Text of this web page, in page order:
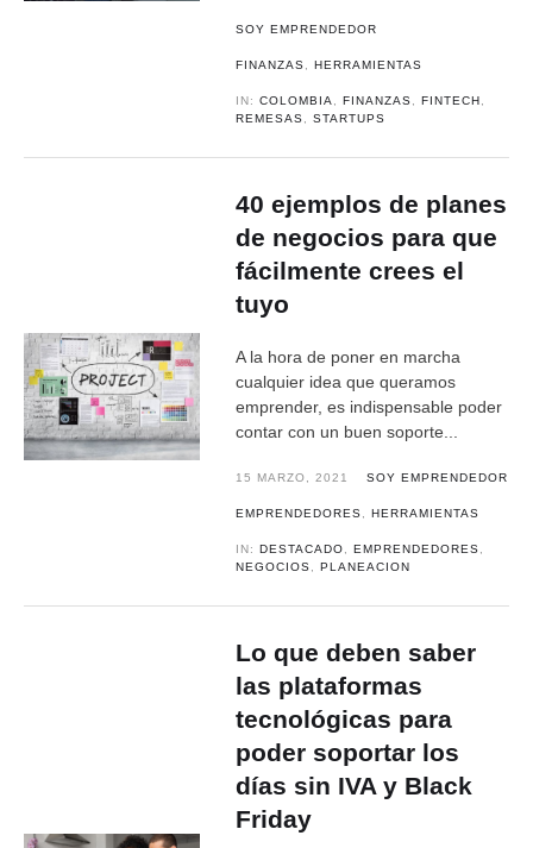
SOY EMPRENDEDOR
FINANZAS ,HERRAMIENTAS
IN:COLOMBIA ,FINANZAS ,FINTECH
REMESAS
,STARTUPS
40 ejemplos de planes
de negocios para que
fácilmente crees el
tuyo
A la hora de poner en marcha
cualquier idea que queramos
emprender, es indispensable poder
contar con un buen soporte...
15 MARZO, 2021 SOY EMPRENDEDOR
EMPRENDEDORES ,HERRAMIENTAS
IN:DESTACADO ,EMPRENDEDORES
NEGOCIOS
,PLANEACION
Lo que deben saber
las plataformas
tecnológicas para
poder soportar los
días sin IVA y Black
Friday